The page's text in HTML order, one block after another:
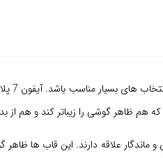
می
هم ظاهر گوشی را زیباتر کند و هم از
رسمی و ماندگار علاقه دارند. این